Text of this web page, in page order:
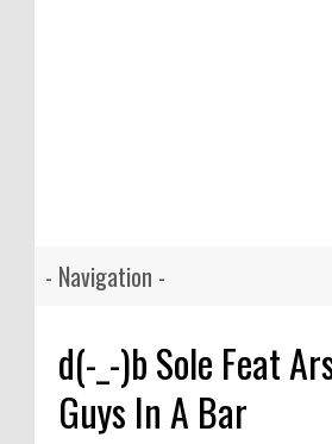
d(-_-)b Sole Feat
Guys In A Bar